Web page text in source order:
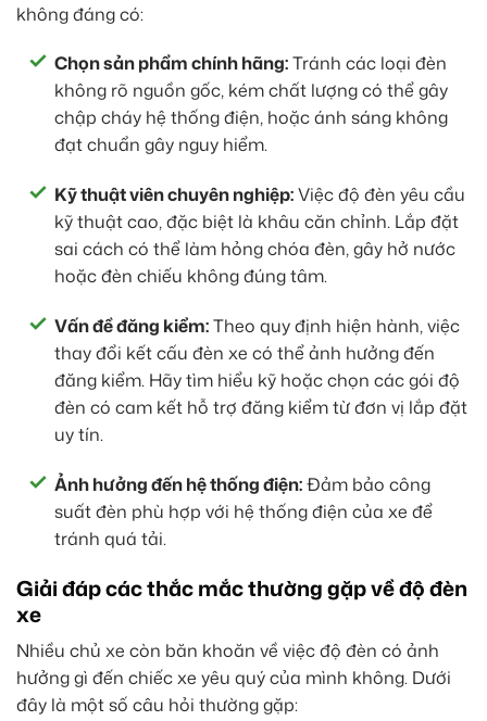
không đáng có:
Chọn sản phẩm chính hãng:Tránh các loại đèn
không rõ nguồn gốc, kém chất lượng có thể gây
chập cháy hệ thống điện, hoặc ánh sáng không
đạt chuẩn gây nguy hiểm.
Kỹ thuật viên chuyên nghiệp:Việc độ đèn yêu cầu
kỹ thuật cao, đặc biệt là khâu căn chỉnh. Lắp đặt
sai cách có thể làm hỏng chóa đèn, gây hở nước
hoặc đèn chiếu không đúng tâm.
Vấn đề đăng kiểm:Theo quy định hiện hành, việc
thay đổi kết cấu đèn xe có thể ảnh hưởng đến
đăng kiểm. Hãy tìm hiểu kỹ hoặc chọn các gói độ
đèn có cam kết hỗ trợ đăng kiểm từ đơn vị lắp đặt
uy tín.
Ảnh hưởng đến hệ thống điện:Đảm bảo công
suất đèn phù hợp với hệ thống điện của xe để
tránh quá tải.
Giải đáp các thắc mắc thường gặp về độ đèn
xe
Nhiều chủ xe còn băn khoăn về việc độ đèn có ảnh
hưởng gì đến chiếc xe yêu quý của mình không. Dưới
đây là một số câu hỏi thường gặp: